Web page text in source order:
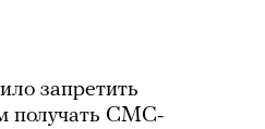
запретить
получать СМС-